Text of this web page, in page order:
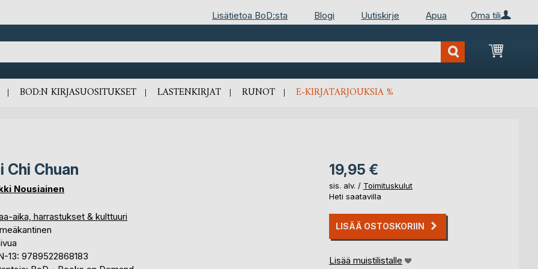
Oma tili
Lisätietoa BoD:sta Blogi Uutiskirje Apua
BOD:N KIRJASUOSITUKSET LASTENKIRJAT RUNOT E-KIRJATARJOUKSIA %
Chi Chuan
Nousiainen
aika, harrastukset & kulttuuri
13: 9789522868183
19,95 €
sis. alv. / Toimituskulut
Heti saatavilla
LISÄÄ OSTOSKORIIN
Lisää muistilistalle